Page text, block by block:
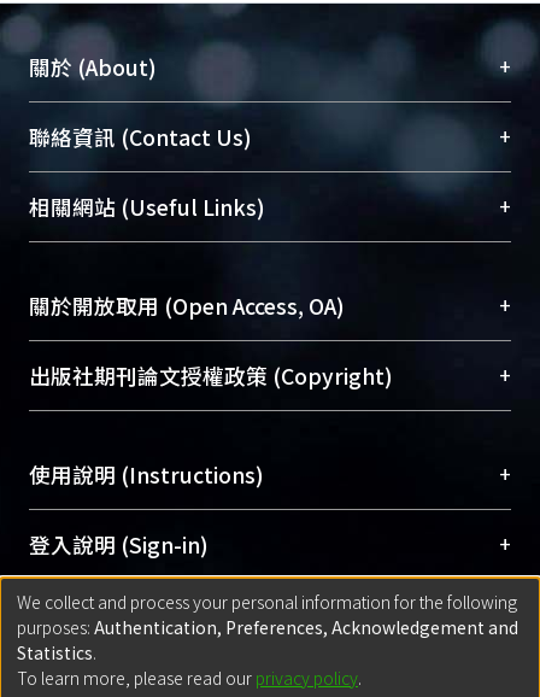
關於 (About) +
臺大位居世界頂尖大學之列，為永久珍藏及向國際
展現本校豐碩的研究成果及學術能量，圖書館整合
機構典藏（NTUR）與學術庫（AH）不同功能平
台，成為臺大學術典藏NTU scholars。期能整合研
成果。
To permanently archive and promote researcher
profiles and scholarly works, Library integrates the
services of “NTU Repository” with “Academic
聯絡資訊 (Contact Us) +
總館學科館員(Main Library)
醫學圖書館學科館員(Medical Library)
Sciences Library)
相關網站 (Useful Links) +
關於開放取用 (Open Access, OA) +
開放取用是從使用者角度提升資訊取用性的社會運
動，應用在學術研究上是透過將研究著作公開供使
用逐年攀升。同時可加速研究發展、提升研究影響
Archive）平台。 （點選深入了解OA）
出版社期刊論文授權政策 (Copyright) +
含部分內容的版權非匯入者所有，或由第三方贊
助與合作完成，請確認該版權所有者及第三方同
意提供此授權。
Please represent that the submission is your
original work, and that you have the right to
grant the rights to upload.
若欲上傳已出版的全文電子檔，可使用
使用說明 (Instructions) +
網站簡介(Quickstart Guide)
使用手冊(Instruction Manual)
線上預約服務(Booking Service)
登入說明 (Sign-in) +
方案一：臺灣大學計算機中心帳號登入
(With C&INC Email Account)
方案二：ORCID帳號登入(With ORCID)
匯入著作 (Submission) +
方案一：定期更新ORCID者，以ID匯入
We collect and process your personal information for the following
purposes: Authentication, Preferences, Acknowledgement and
Statistics.
To learn more, please read our privacy policy.